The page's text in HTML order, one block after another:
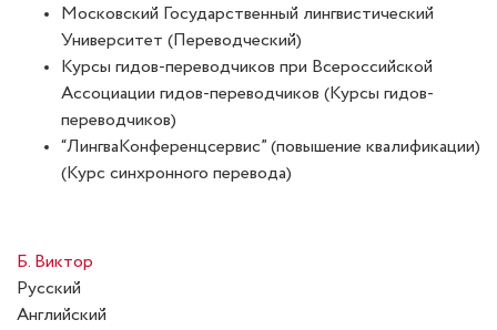
Московский Государственный лингвистический
Университет (Переводческий)
Курсы гидов-переводчиков при Всероссийской
Ассоциации гидов-переводчиков (Курсы гидов-
переводчиков)
“ЛингваКонференцсервис” (повышение квалификации)
(Курс синхронного перевода)
Б. Виктор
Русский
Английский